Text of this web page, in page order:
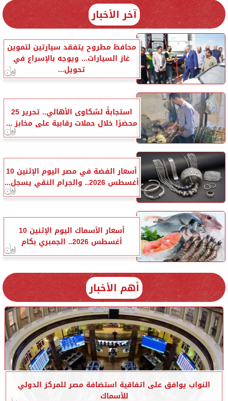
آخر الأخبار
محافظ مطروح يتفقد سيارتين لتموين
غاز السيارات... ويوجه بالإسراع في
تحويل...
استجابةً لشكاوى الأهالي.. تحرير 25
محضرًا خلال حملات رقابية على مخابز ...
أسعار الفضة في مصر اليوم الإثنين 10
أغسطس 2026.. والجرام النقي يسجل...
أسعار الأسماك اليوم الإثنين 10
أغسطس 2026.. الجمبري بكام
أهم الأخبار
النواب يوافق على اتفاقية استضافة مصر للمركز الدولي
للأسماك